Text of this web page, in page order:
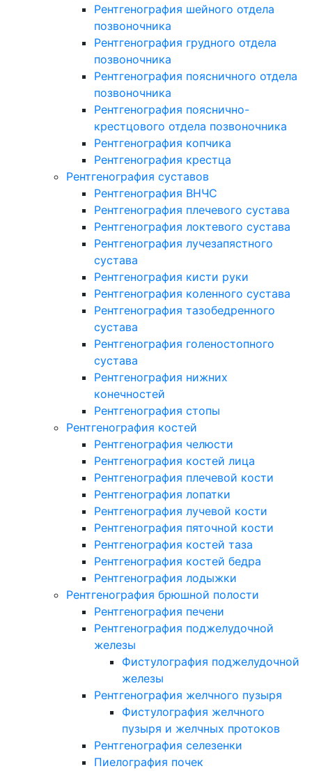
Рентгенография шейного отдела
позвоночника
Рентгенография грудного отдела
позвоночника
Рентгенография поясничного отдела
позвоночника
Рентгенография пояснично-
крестцового отдела позвоночника
Рентгенография копчика
Рентгенография крестца
Рентгенография суставов
Рентгенография ВНЧС
Рентгенография плечевого сустава
Рентгенография локтевого сустава
Рентгенография лучезапястного
сустава
Рентгенография кисти руки
Рентгенография коленного сустава
Рентгенография тазобедренного
сустава
Рентгенография голеностопного
сустава
Рентгенография нижних
конечностей
Рентгенография стопы
Рентгенография костей
Рентгенография челюсти
Рентгенография костей лица
Рентгенография плечевой кости
Рентгенография лопатки
Рентгенография лучевой кости
Рентгенография пяточной кости
Рентгенография костей таза
Рентгенография костей бедра
Рентгенография лодыжки
Рентгенография брюшной полости
Рентгенография печени
Рентгенография поджелудочной
железы
Фистулография поджелудочной
железы
Рентгенография желчного пузыря
Фистулография желчного
пузыря и желчных протоков
Рентгенография селезенки
Пиелография почек